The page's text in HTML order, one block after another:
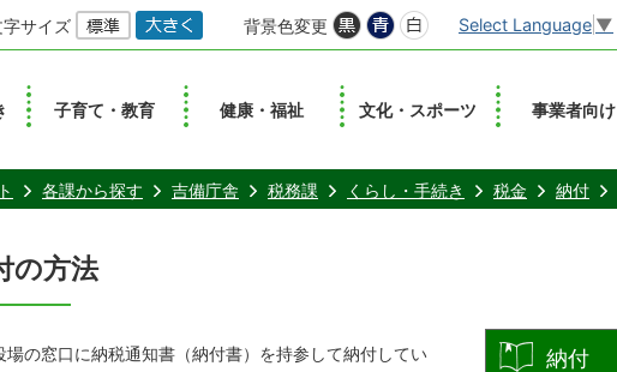
字サイズ 背景色変更 Select Language ▼
子育て・教育 健康・福祉 文化・スポーツ 事業者向け
各課から探す 吉備庁舎 税務課 くらし・手続き 税金 納付
の方法
の窓口に納税通知書（納付書）を持参して納付してい
納付